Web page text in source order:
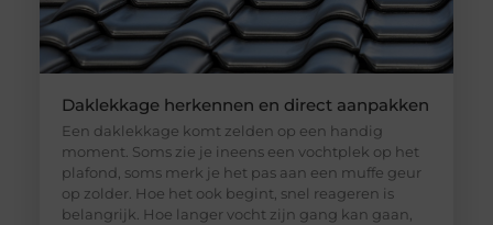
Daklekkage herkennen en direct aanpakken
Een daklekkage komt zelden op een handig
moment. Soms zie je ineens een vochtplek op het
plafond, soms merk je het pas aan een muffe geur
op zolder. Hoe het ook begint, snel reageren is
belangrijk. Hoe langer vocht zijn gang kan gaan,